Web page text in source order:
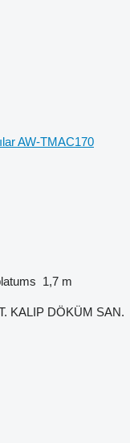
AW-TMAC170
1,7 m
KALIP DÖKÜM SAN.